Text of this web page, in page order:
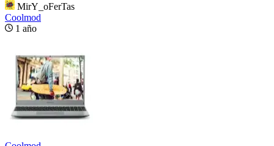
MirY_oFerTas
Coolmod
1 año